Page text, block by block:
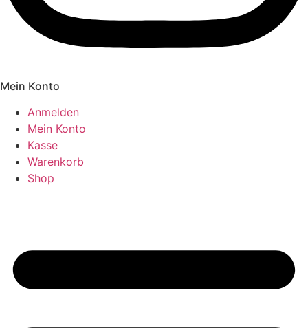
Mein Konto
Anmelden
Mein Konto
Kasse
Warenkorb
Shop